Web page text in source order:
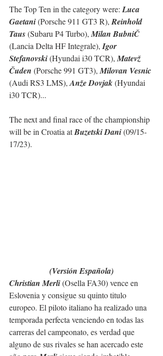
The Top Ten in the category were: Luca
Gaetani (Porsche 911 GT3 R), Reinhold
Taus (Subaru P4 Turbo), Milan BubniČ
(Lancia Delta HF Integrale), Igor
Stefanovski (Hyundai i30 TCR), Matevž
Čuden (Porsche 991 GT3), Milovan Vesnic
(Audi RS3 LMS), Anže Dovjak (Hyundai
i30 TCR)...
The next and final race of the championship
will be in Croatia at Buzetski Dani (09/15-
17/23).
(Versión Española)
Christian Merli (Osella FA30) vence en
Eslovenia y consigue su quinto titulo
europeo. El piloto italiano ha realizado una
temporada perfecta venciendo en todas las
carreras del campeonato, es verdad que
alguno de sus rivales se han acercado este